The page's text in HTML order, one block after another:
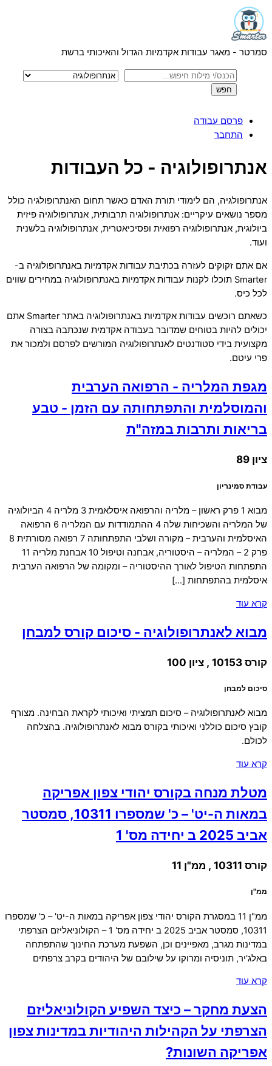
Skip
to
content
Menu
סמרטר - מאגר עבודות אקדמיות הגדול והאיכותי ברשת
פרסם עבודה
התחבר
Menu
אנתרופולוגיה - כל העבודות
אנתרופולגיה, הם לימודי תורת האדם כאשר תחום האנתרופולגיה כולל
מספר נושאים עיקריים: אנתרופולוגיה תרבותית, אנתרופולוגיה פיזית
ביולוגית, אנתרופולוגיה רפואית ופסיכיאטרית, אנתרופולוגיה בלשנית
ועוד.
אם אתם זקוקים לעזרה בכתיבת עבודות אקדמיות באנתרופולוגיה ב-
Smarter תוכלו לקנות עבודות אקדמיות באנתרופולוגיה במחירים שווים
לכל כיס.
כשאתם רוכשים עבודות אקדמיות באנתרופולוגיה באתר Smarter אתם
יכולים להיות בטוחים שמדובר בעבודה אקדמית שנכתבה בצורה
מקצועית בידי סטודנטים לאנתרופולוגיה המורשים לפרסם ולמכור את
פרי עיטם.
מגפת המלריה - הרפואה הערבית
והמוסלמית והתפתחותה עם הזמן - טבע
בריאות ותרבות במזה"ת
ציון 89
עבודת סמינריון
מבוא 1 פרק ראשון – מלריה והרפואה איסלאמית 3 מלריה 4 הביולוגיה
של המלריה והשכיחות שלה 4 ההתמודדות עם המלריה 6 הרפואה
האיסלמית והערבית – מקורה ושלבי התפתחותה 7 רפואה מסורתית 8
פרק 2 – המלריה – היסטוריה, אבחנה וטיפול 10 אבחנת מלריה 11
התפתחות הטיפול לאורך ההיסטוריה – ומקומה של הרפואה הערבית
איסלמית בהתפתחות […]
קרא עוד
מבוא לאנתרופולוגיה - סיכום קורס למבחן
קורס 10153 , ציון 100
סיכום למבחן
מבוא לאנתרופולוגיה – סיכום תמציתי ואיכותי לקראת הבחינה. מצורף
קובץ סיכום כוללני ואיכותי בקורס מבוא לאנתרופולוגיה. בהצלחה
לכולם.
קרא עוד
מטלת מנחה בקורס יהודי צפון אפריקה
במאות ה-יט' – כ' שמספרו 10311, סמסטר
אביב 2025 ב יחידה מס' 1
קורס 10311 , ממ"ן 11
ממ"ן
ממ"ן 11 במסגרת הקורס יהודי צפון אפריקה במאות ה-יט' – כ' שמספרו
10311, סמסטר אביב 2025 ב יחידה מס' 1 – הקולוניאליזם הצרפתי
במדינות מגרב, מאפיינים וכן, השפעת מערכת החינוך שהתפתחה
באלג'יר, תוניסיה ומרוקו על שילובם של היהודים בקרב צרפתים
קרא עוד
הצעת מחקר – כיצד השפיע הקולוניאליזם
הצרפתי על הקהילות היהודיות במדינות צפון
אפריקה השונות?